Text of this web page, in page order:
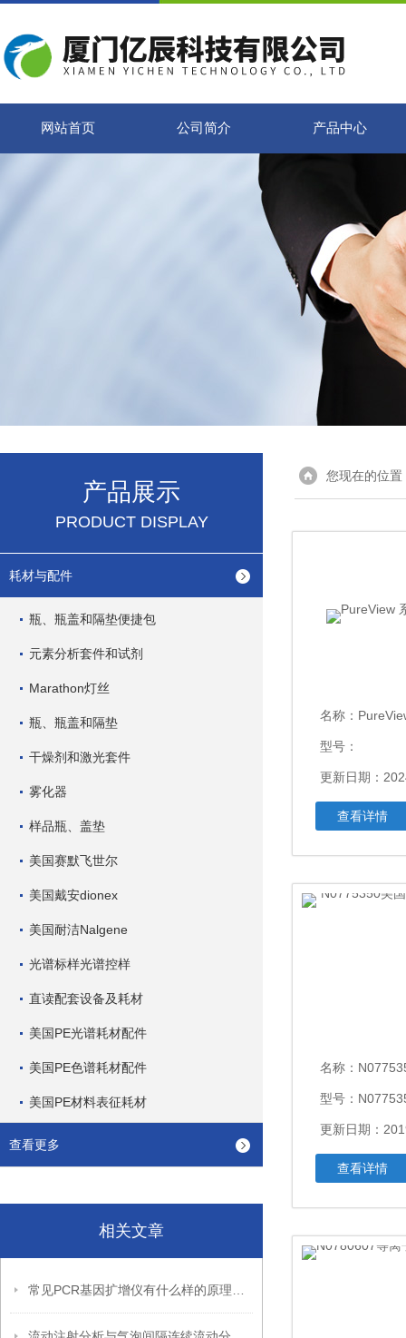
网站首页 公司简介 产品中心
产品展示
PRODUCT DISPLAY
耗材与配件
瓶、瓶盖和隔垫便捷包
元素分析套件和试剂
Marathon灯丝
瓶、瓶盖和隔垫
干燥剂和激光套件
雾化器
样品瓶、盖垫
美国赛默飞世尔
美国戴安dionex
美国耐洁Nalgene
光谱标样光谱控样
直读配套设备及耗材
美国PE光谱耗材配件
美国PE色谱耗材配件
美国PE材料表征耗材
查看更多
相关文章
您现在的位置
名称：
型号：
更新日期：
查看详情
名称： N0775350美
型号：
更新日期：
查看详情